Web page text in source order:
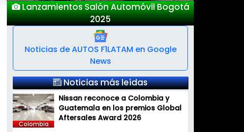
Lanzamientos Salón Automóvil Bogotá
2025
Noticias de AUTOS F1LATAM en Google
News
Noticias más leídas
Colombia
Nissan reconoce a Colombia y
Guatemala en los premios Global
Aftersales Award 2026